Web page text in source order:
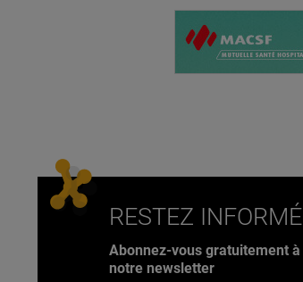
RESTEZ INFORMÉ
Abonnez-vous gratuitement à
notre newsletter